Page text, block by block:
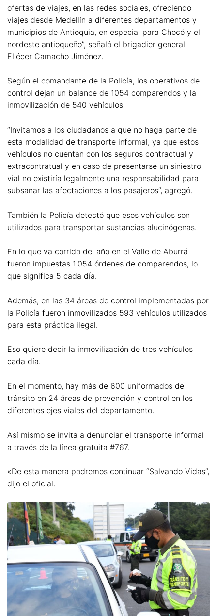
ofertas de viajes, en las redes sociales, ofreciendo
viajes desde Medellín a diferentes departamentos y
municipios de Antioquia, en especial para Chocó y el
nordeste antioqueño”, señaló el brigadier general
Eliécer Camacho Jiménez.
Según el comandante de la Policía, los operativos de
control dejan un balance de 1054 comparendos y la
inmovilización de 540 vehículos.
“Invitamos a los ciudadanos a que no haga parte de
esta modalidad de transporte informal, ya que estos
vehículos no cuentan con los seguros contractual y
extracontratual y en caso de presentarse un siniestro
vial no existiría legalmente una responsabilidad para
subsanar las afectaciones a los pasajeros”, agregó.
También la Policía detectó que esos vehículos son
utilizados para transportar sustancias alucinógenas.
En lo que va corrido del año en el Valle de Aburrá
fueron impuestas 1.054 órdenes de comparendos, lo
que significa 5 cada día.
Además, en las 34 áreas de control implementadas por
la Policía fueron inmovilizados 593 vehículos utilizados
para esta práctica ilegal.
Eso quiere decir la inmovilización de tres vehículos
cada día.
En el momento, hay más de 600 uniformados de
tránsito en 24 áreas de prevención y control en los
diferentes ejes viales del departamento.
Así mismo se invita a denunciar el transporte informal
a través de la línea gratuita #767.
«De esta manera podremos continuar “Salvando Vidas”,
dijo el oficial.